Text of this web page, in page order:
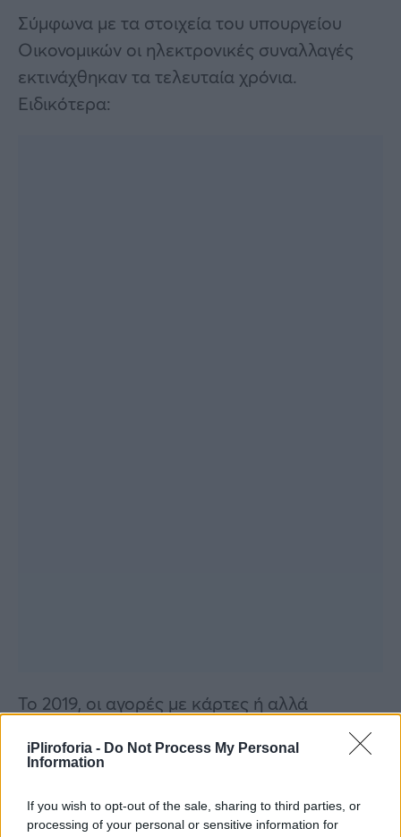
iPliroforia - Do Not Process My Personal
Information
If you wish to opt-out of the sale, sharing to third parties, or
processing of your personal or sensitive information for
Σύμφωνα με τα στοιχεία του υπουργείου
Οικονομικών οι ηλεκτρονικές συναλλαγές
εκτινάχθηκαν τα τελευταία χρόνια.
Ειδικότερα:
Το 2019, οι αγορές με κάρτες ή αλλά
ευρώ
Συνεντεύξεις 18/11/2025